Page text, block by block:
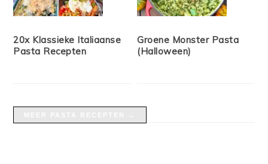
20x Klassieke Italiaanse
Pasta Recepten
Groene Monster Pasta
(Halloween)